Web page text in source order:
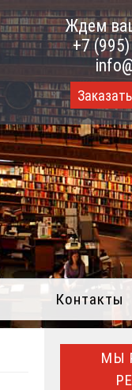
Ждем
+7
Контакты
МЫ